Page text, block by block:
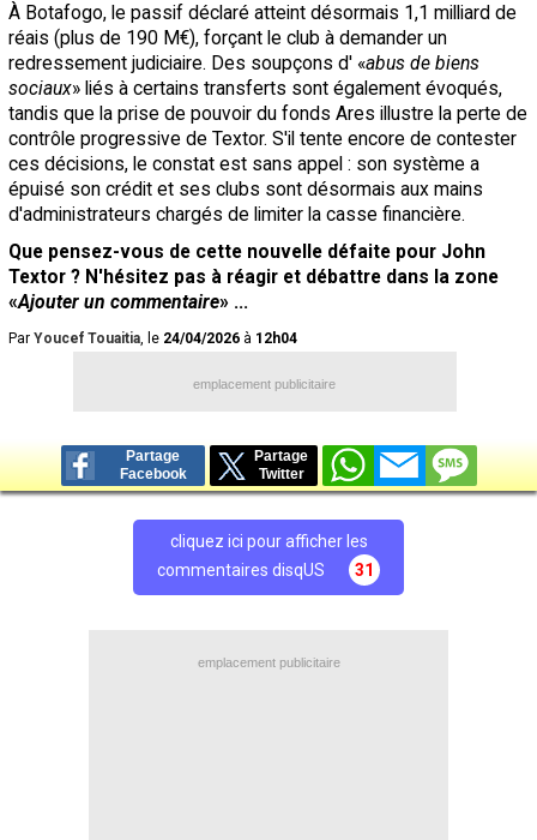
À Botafogo, le passif déclaré atteint désormais 1,1 milliard de
réais (plus de 190 M€), forçant le club à demander un
redressement judiciaire. Des soupçons d' «abus de biens
sociaux» liés à certains transferts sont également évoqués,
tandis que la prise de pouvoir du fonds Ares illustre la perte de
contrôle progressive de Textor. S'il tente encore de contester
ces décisions, le constat est sans appel : son système a
épuisé son crédit et ses clubs sont désormais aux mains
d'administrateurs chargés de limiter la casse financière.
Que pensez-vous de cette nouvelle défaite pour John
Textor ? N'hésitez pas à réagir et débattre dans la zone
«Ajouter un commentaire» ...
Par Youcef Touaitia, le 24/04/2026 à 12h04
emplacement publicitaire
Partage
Facebook
Partage
Twitter
cliquez ici pour afficher les
commentaires disqUS
31
emplacement publicitaire